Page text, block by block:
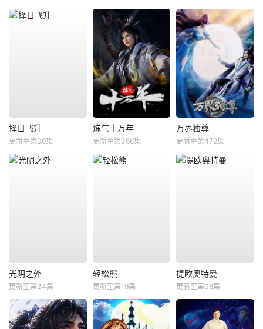
择日飞升
更新至第06集
炼气十万年
更新至第366集
万界独尊
更新至第472集
光阴之外
更新至第34集
轻松熊
更新至第19集
提欧奥特曼
更新至第06集